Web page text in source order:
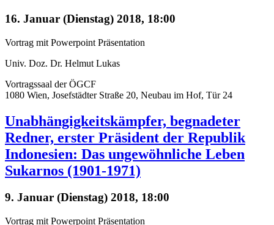
16. Januar (Dienstag) 2018, 18:00
Vortrag mit Powerpoint Präsentation
Univ. Doz. Dr. Helmut Lukas
Vortragssaal der ÖGCF
1080 Wien, Josefstädter Straße 20, Neubau im Hof, Tür 24
Unabhängigkeitskämpfer, begnadeter
Redner, erster Präsident der Republik
Indonesien: Das ungewöhnliche Leben
Sukarnos (1901-1971)
9. Januar (Dienstag) 2018, 18:00
Vortrag mit Powerpoint Präsentation